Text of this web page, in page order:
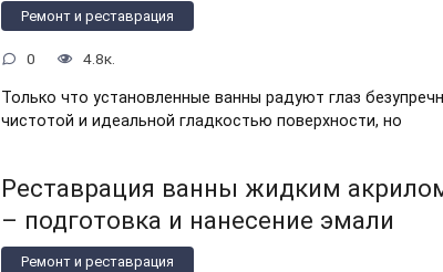
Ремонт и реставрация
0 4.8к.
Только что установленные ванны радуют глаз
чистотой и идеальной гладкостью поверхности, но
Реставрация ванны жидким
– подготовка и нанесение эмали
Ремонт и реставрация